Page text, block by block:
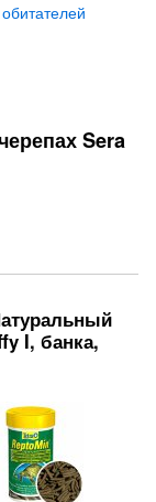
Sera
I, банка,